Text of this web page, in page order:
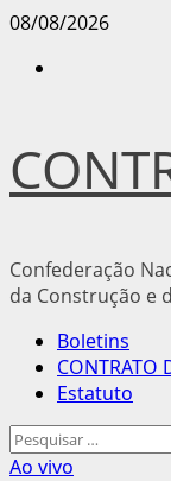
Avançar
08/08/2026
Confederação
da Construção e
Menu
principal
Boletins
CONTRATO
Estatuto
Pesquisar
por:
Ao vivo